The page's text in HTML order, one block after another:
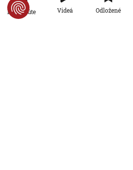
Dron s výbušninami, ktorý našli na
letisku, predstavuje novú úroveň
Po minúte Videá Odložené